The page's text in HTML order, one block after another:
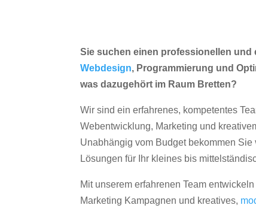
Sie suchen einen professionellen und
Webdesign, Programmierung und
was dazugehört im Raum Bretten?
Wir sind ein erfahrenes, kompetentes
Webentwicklung, Marketing und
Unabhängig vom Budget bekommen
Lösungen für Ihr kleines bis
Mit unserem erfahrenen Team
Marketing Kampagnen und kreatives,